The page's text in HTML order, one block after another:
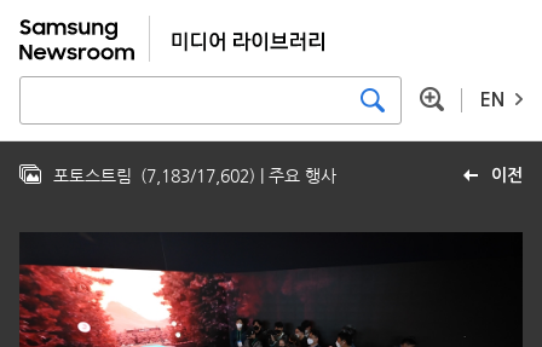
EN
이전
포토스트림 (7,183/17,602) | 주요 행사